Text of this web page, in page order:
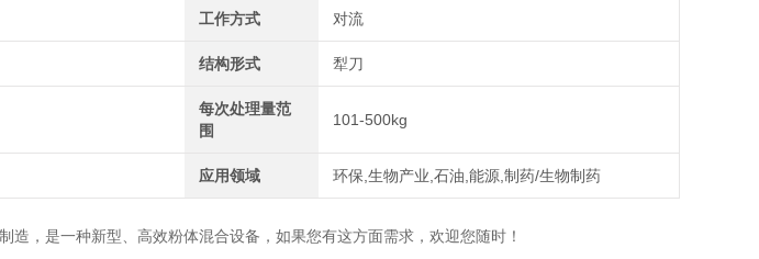
工作方式 对流
结构形式 犁刀
每次处理量范
围
101-500kg
应用领域 环保,生物产业,石油,能源,制药/生物制药
造，是一种新型、高效粉体混合设备，如果您有这方面需求，欢迎您随时！